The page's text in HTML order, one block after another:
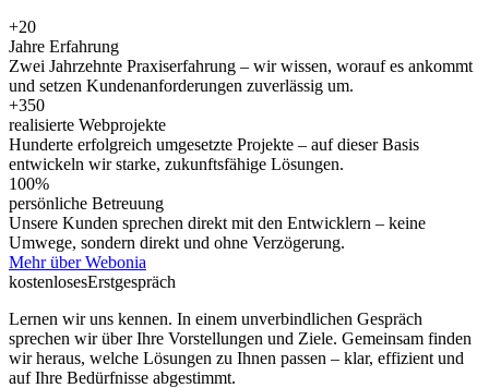
+20
Jahre Erfahrung
Zwei Jahrzehnte Praxiserfahrung – wir wissen, worauf es ankommt
und setzen Kundenanforderungen zuverlässig um.
+350
realisierte Webprojekte
Hunderte erfolgreich umgesetzte Projekte – auf dieser Basis
entwickeln wir starke, zukunftsfähige Lösungen.
100%
persönliche Betreuung
Unsere Kunden sprechen direkt mit den Entwicklern – keine
Umwege, sondern direkt und ohne Verzögerung.
Mehr über Webonia
kostenlosesErstgespräch
Lernen wir uns kennen. In einem unverbindlichen Gespräch
sprechen wir über Ihre Vorstellungen und Ziele. Gemeinsam finden
wir heraus, welche Lösungen zu Ihnen passen – klar, effizient und
auf Ihre Bedürfnisse abgestimmt.